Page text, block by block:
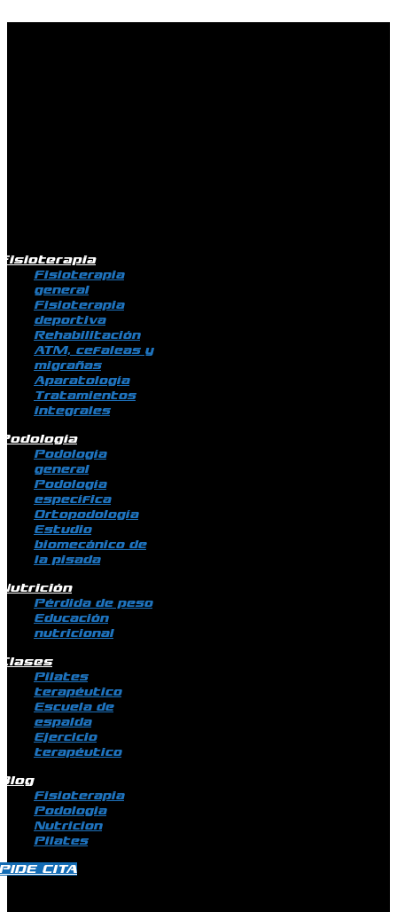
Fisioterapia
general
Fisioterapia
deportiva
Rehabilitación
ATM, cefaleas y
migrañas
Aparatología
Tratamientos
integrales
Podología
general
Podología
específica
Ortopodología
Estudio
biomecánico de
la pisada
Pérdida de peso
Educación
nutricional
Pilates
terapéutico
Escuela de
espalda
Ejercicio
terapéutico
Fisioterapia
Podologia
Nutricion
Pilates
CITA